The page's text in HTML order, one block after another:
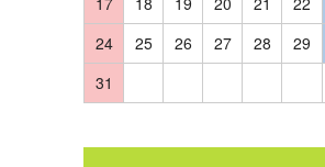
24
25 26 27 28 29
31